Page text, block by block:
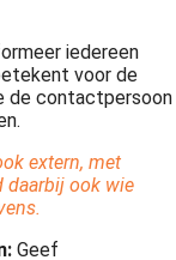
iedereen
voor de
de contactpersoon
extern, met
daarbij ook wie
Geef